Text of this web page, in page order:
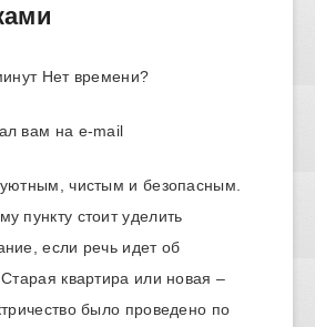
Нет времени?
вам на e-mail
чистым и безопасным.
пункту стоит уделить
если речь идет об
квартира или новая –
было проведено по